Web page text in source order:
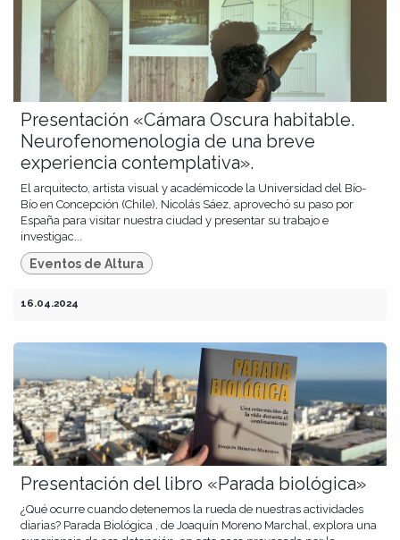
Presentación «Cámara Oscura habitable.
Neurofenomenologia de una breve
experiencia contemplativa».
El arquitecto, artista visual y académicode la Universidad del Bío-
Bío en Concepción (Chile), Nicolás Sáez, aprovechó su paso por
España para visitar nuestra ciudad y presentar su trabajo e
investigac...
Eventos de Altura
16.04.2024
Presentación del libro «Parada biológica»
¿Qué ocurre cuando detenemos la rueda de nuestras actividades
diarias? Parada Biológica , de Joaquín Moreno Marchal, explora una